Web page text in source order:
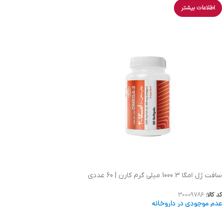
اطلاعات بیشتر
سافت ژل امگا 3 1000 میلی گرم کارن | 60 عددی
کد کالا: 30009786
عدم موجودی در داروخانه